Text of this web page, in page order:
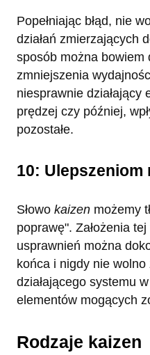
Popełniając błąd, nie
działań zmierzających
sposób można bowiem
zmniejszenia
niesprawnie działający
prędzej czy później,
pozostałe.
10: Ulepszeniom
Słowo kaizen możemy
poprawę". Założenia
usprawnień można
końca i nigdy nie
działającego systemu
elementów mogących
Rodzaje kaizen